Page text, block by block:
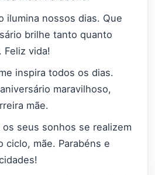
ilumina nossos dias. Que
brilhe tanto quanto
Feliz vida!
inspira todos os dias.
maravilhoso,
mãe.
seus sonhos se realizem
ciclo, mãe. Parabéns e